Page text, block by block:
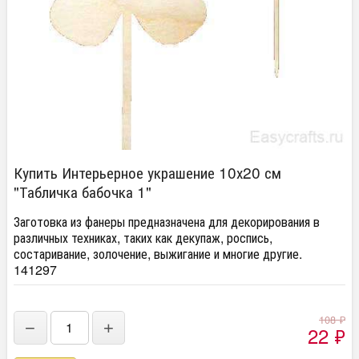
Купить Интерьерное украшение 10х20 см
"Табличка бабочка 1"
Заготовка из фанеры предназначена для декорирования в
различных техниках, таких как декупаж, роспись,
состаривание, золочение, выжигание и многие другие.
141297
− + 108₽
22 ₽